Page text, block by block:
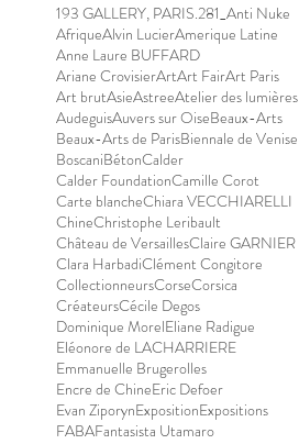
193 GALLERY, PARIS.281_Anti Nuke
AfriqueAlvin LucierAmerique Latine
Anne Laure BUFFARD
Ariane CrovisierArtArt FairArt Paris
Art brutAsieAstreeAtelier des lumières
AudeguisAuvers sur OiseBeaux-Arts
Beaux-Arts de ParisBiennale de Venise
BoscaniBétonCalder
Calder FoundationCamille Corot
Carte blancheChiara VECCHIARELLI
ChineChristophe Leribault
Château de VersaillesClaire GARNIER
Clara HarbadiClément Congitore
CollectionneursCorseCorsica
CréateursCécile Degos
Dominique MorelEliane Radigue
Eléonore de LACHARRIERE
Emmanuelle Brugerolles
Encre de ChineEric Defoer
Evan ZiporynExpositionExpositions
FABAFantasista Utamaro